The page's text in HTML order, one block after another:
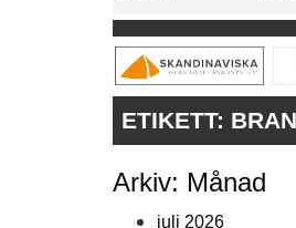
ETIKETT:
Arkiv: Månad
juli 2026